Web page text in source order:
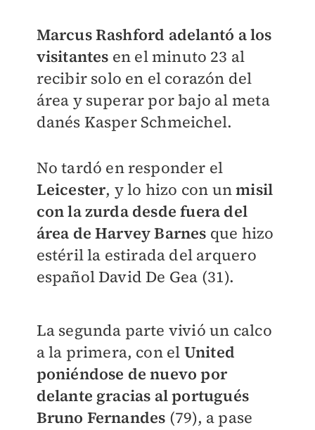
Marcus Rashford adelantó a los
visitantes en el minuto 23 al
recibir solo en el corazón del
área y superar por bajo al meta
danés Kasper Schmeichel.
No tardó en responder el
Leicester, y lo hizo con unmisil
con la zurda desde fuera del
área de Harvey Barnes que hizo
estéril la estirada del arquero
español David De Gea (31).
La segunda parte vivió un calco
a la primera, con el United
poniéndose de nuevo por
delante gracias al portugués
Bruno Fernandes (79), a pase